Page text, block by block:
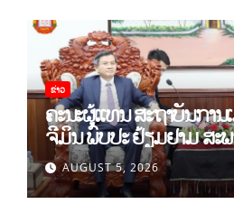
ຂ່າວ
ຄະນະຜູ້ແທນ ສະຖາບັນການ
ຈີມິນ ພົບປະ ຢ້ຽມຢາມ ສະ
ພັກAUGUST 5, 2026